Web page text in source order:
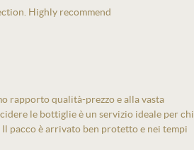
Highly recommend
rapporto qualità-prezzo e alla vasta
le bottiglie è un servizio ideale per chi
pacco è arrivato ben protetto e nei tempi